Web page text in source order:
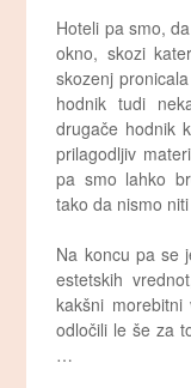
Hoteli pa smo,
okno, skozi
skozenj
hodnik tudi
drugače hodnik
prilagodljiv
pa smo lahko
tako da nismo
Na koncu pa se
estetskih
kakšni
odločili le še za
…